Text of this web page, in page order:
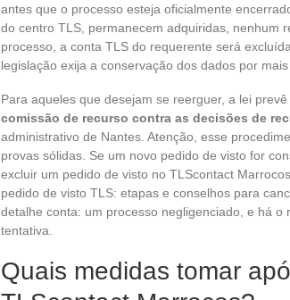
antes que o processo esteja oficialmente
do centro TLS, permanecem adquiridas, nenhum
processo, a conta TLS do requerente será
legislação exija a conservação dos dados por mais
Para aqueles que desejam se reerguer, a lei
comissão de recurso contra as decisões de
administrativo de Nantes. Atenção, esse
provas sólidas. Se um novo pedido de visto for
excluir um pedido de visto no TLScontact
pedido de visto TLS: etapas e conselhos para
detalhe conta: um processo negligenciado, e há
tentativa.
Quais medidas tomar